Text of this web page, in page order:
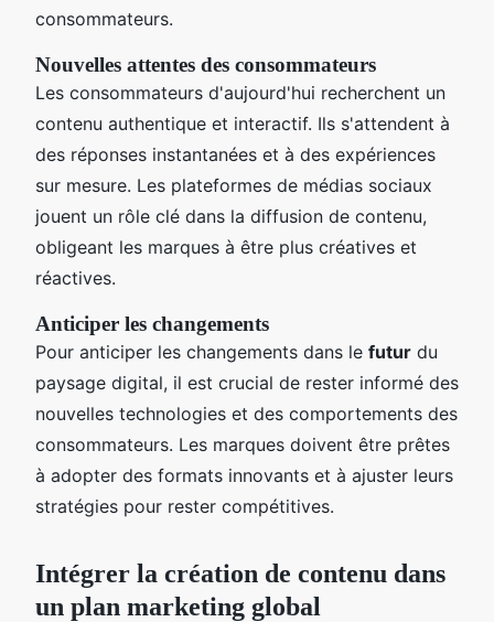
consommateurs.
Nouvelles attentes des consommateurs
Les consommateurs d'aujourd'hui recherchent un
contenu authentique et interactif. Ils s'attendent à
des réponses instantanées et à des expériences
sur mesure. Les plateformes de médias sociaux
jouent un rôle clé dans la diffusion de contenu,
obligeant les marques à être plus créatives et
réactives.
Anticiper les changements
Pour anticiper les changements dans le futur du
paysage digital, il est crucial de rester informé des
nouvelles technologies et des comportements des
consommateurs. Les marques doivent être prêtes
à adopter des formats innovants et à ajuster leurs
stratégies pour rester compétitives.
Intégrer la création de contenu dans
un plan marketing global